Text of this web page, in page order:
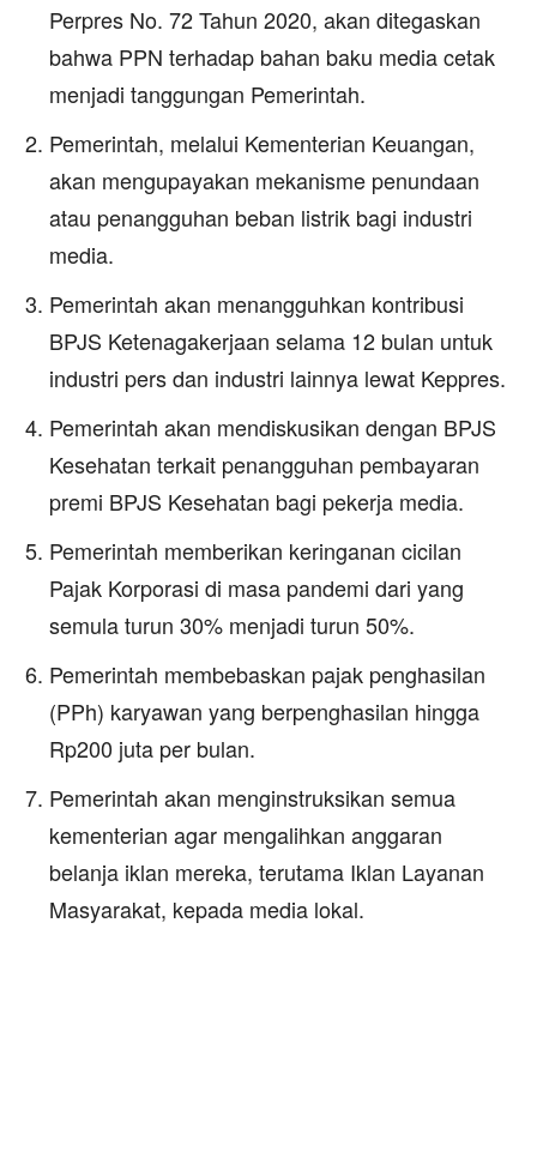
Perpres No. 72 Tahun 2020, akan ditegaskan
bahwa PPN terhadap bahan baku media cetak
menjadi tanggungan Pemerintah.
Pemerintah, melalui Kementerian Keuangan,
akan mengupayakan mekanisme penundaan
atau penangguhan beban listrik bagi industri
media.
Pemerintah akan menangguhkan kontribusi
BPJS Ketenagakerjaan selama 12 bulan untuk
industri pers dan industri lainnya lewat Keppres.
Pemerintah akan mendiskusikan dengan BPJS
Kesehatan terkait penangguhan pembayaran
premi BPJS Kesehatan bagi pekerja media.
Pemerintah memberikan keringanan cicilan
Pajak Korporasi di masa pandemi dari yang
semula turun 30% menjadi turun 50%.
Pemerintah membebaskan pajak penghasilan
(PPh) karyawan yang berpenghasilan hingga
Rp200 juta per bulan.
Pemerintah akan menginstruksikan semua
kementerian agar mengalihkan anggaran
belanja iklan mereka, terutama Iklan Layanan
Masyarakat, kepada media lokal.